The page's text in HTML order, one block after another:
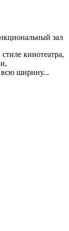
зал
кинотеатра,
ширину...